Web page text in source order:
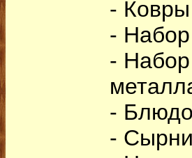
- Ковры
-
- Набор
-
-